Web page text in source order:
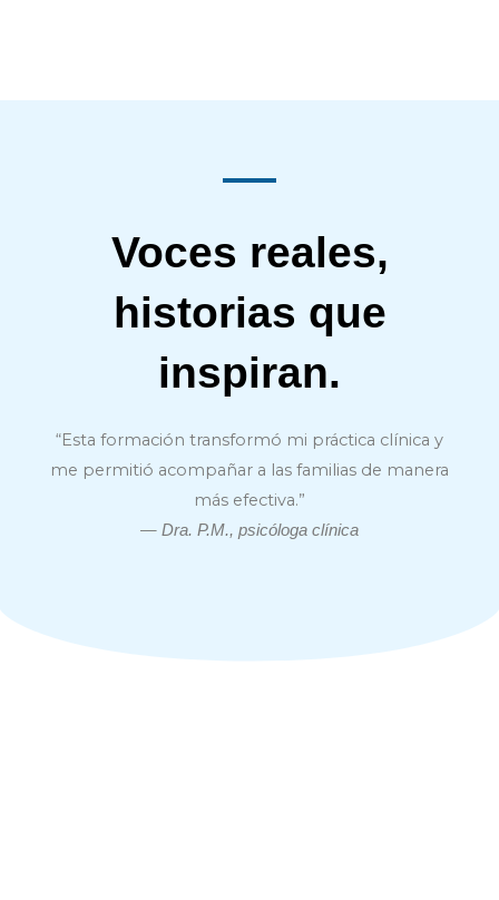
Voces reales,
historias que
inspiran.
“Esta formación transformó mi práctica clínica y
me permitió acompañar a las familias de manera
más efectiva.”
— Dra. P.M., psicóloga clínica